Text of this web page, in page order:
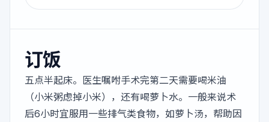
订饭
五点半起床。医生嘱咐手术完第二天需要喝米油
（小米粥虑掉小米），还有喝萝卜水。一般来说术
后6小时宜服用一些排气类食物，如萝卜汤，帮助因